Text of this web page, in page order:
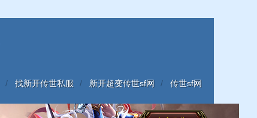
找新开传世私服 新开超变传世sf网 传世sf网